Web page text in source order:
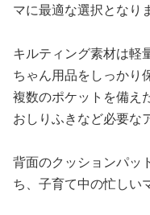
マに最適な選択となり
キルティング素材は軽
ちゃん用品をしっかり
複数のポケットを備え
おしりふきなど必要な
背面のクッションパッ
ち、子育て中の忙しい